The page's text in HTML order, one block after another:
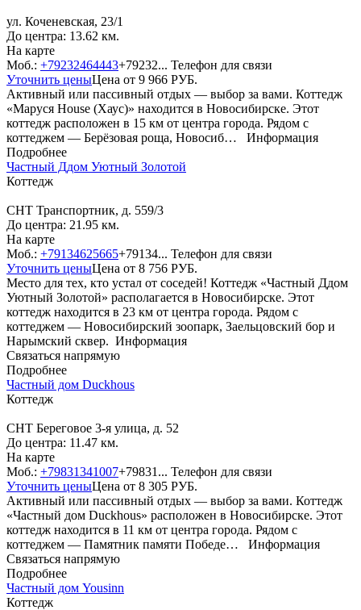
ул. Коченевская, 23/1
До центра: 13.62 км.
На карте
Моб.: +79232464443+79232... Телефон для связи
Уточнить ценыЦена от 9 966 РУБ.
Активный или пассивный отдых — выбор за вами. Коттедж
«Маруся House (Хаус)» находится в Новосибирске. Этот
коттедж расположен в 15 км от центра города. Рядом с
коттеджем — Берёзовая роща, Новосиб… Информация
Подробнее
Частный Ддом Уютный Золотой
Коттедж
СНТ Транспортник, д. 559/3
До центра: 21.95 км.
На карте
Моб.: +79134625665+79134... Телефон для связи
Уточнить ценыЦена от 8 756 РУБ.
Место для тех, кто устал от соседей! Коттедж «Частный Ддом
Уютный Золотой» располагается в Новосибирске. Этот
коттедж находится в 23 км от центра города. Рядом с
коттеджем — Новосибирский зоопарк, Заельцовский бор и
Нарымский сквер. Информация
Связаться напрямую
Подробнее
Частный дом Duckhous
Коттедж
СНТ Береговое 3-я улица, д. 52
До центра: 11.47 км.
На карте
Моб.: +79831341007+79831... Телефон для связи
Уточнить ценыЦена от 8 305 РУБ.
Активный или пассивный отдых — выбор за вами. Коттедж
«Частный дом Duckhous» расположен в Новосибирске. Этот
коттедж находится в 11 км от центра города. Рядом с
коттеджем — Памятник памяти Победе… Информация
Связаться напрямую
Подробнее
Частный дом Yousinn
Коттедж